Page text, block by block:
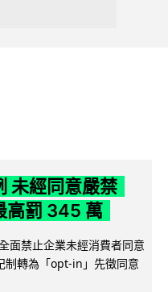
未經同意嚴禁
高罰 345 萬
面禁止企業未經消費者同意
轉為「opt-in」先徵同意